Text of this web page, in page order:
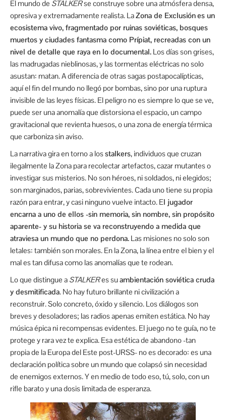
El mundo de STALKERse construye sobre una atmósfera densa,
opresiva y extremadamente realista. LaZona de Exclusiónes un
ecosistema vivo, fragmentado por ruinas soviéticas, bosques
muertos y ciudades fantasma como Prípiat, recreadas con un
nivel de detalle que raya en lo documental. Los días son grises,
las madrugadas nieblinosas, y las tormentas eléctricas no solo
asustan: matan. A diferencia de otras sagas postapocalípticas,
aquí el fin del mundo no llegó por bombas, sino por una ruptura
invisible de las leyes físicas. El peligro no es siempre lo que se ve,
puede ser una anomalía que distorsiona el espacio, un campo
gravitacional que revienta huesos, o una zona de energía térmica
que carboniza sin aviso.
La narrativa gira en torno a losstalkers, individuos que cruzan
ilegalmente la Zona para recolectar artefactos, cazar mutantes o
investigar sus misterios. No son héroes, ni soldados, ni elegidos;
son marginados, parias, sobrevivientes. Cada uno tiene su propia
razón para entrar, y casi ninguno vuelve intacto. El jugador
encarna a uno de ellos -sin memoria, sin nombre, sin propósito
aparente- y su historia se va reconstruyendo a medida que
atraviesa un mundo que no perdona. Las misiones no solo son
letales: también son morales. En la Zona, la línea entre el bien y el
mal es tan difusa como las anomalías que te rodean.
Lo que distingue a STALKERes suambientación soviética cruda
y desmitificada. No hay futuro brillante ni civilización a
reconstruir. Solo concreto, óxido y silencio. Los diálogos son
breves y desoladores; las radios apenas emiten estática. No hay
música épica ni recompensas evidentes. El juego no te guía, no te
protege y rara vez te explica. Esa estética de abandono -tan
propia de la Europa del Este post-URSS- no es decorado: es una
declaración política sobre un mundo que colapsó sin necesidad
de enemigos externos. Y en medio de todo eso, tú, solo, con un
rifle barato y una dosis limitada de esperanza.